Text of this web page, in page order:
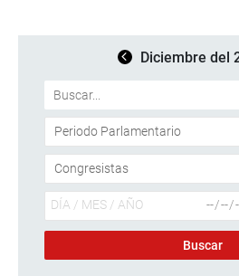
Diciembre del